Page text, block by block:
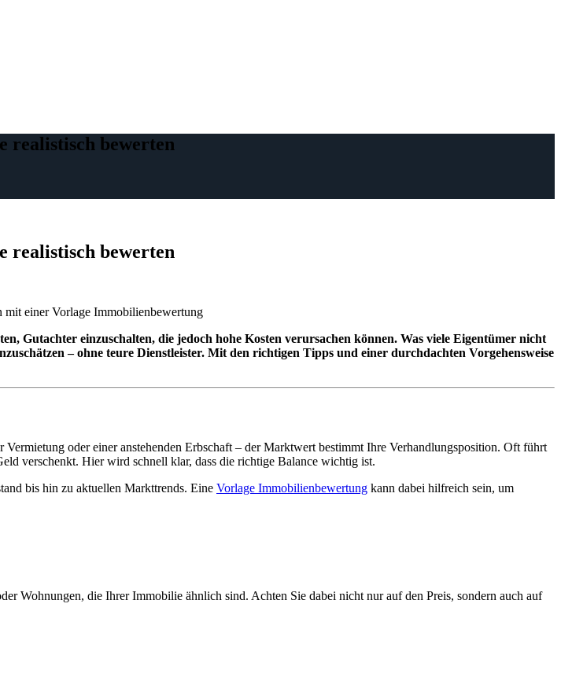
realistisch bewerten
realistisch bewerten
einzuschalten, die jedoch hohe Kosten verursachen können. Was viele Eigentümer nicht
– ohne teure Dienstleister. Mit den richtigen Tipps und einer durchdachten Vorgehensweise
oder einer anstehenden Erbschaft – der Marktwert bestimmt Ihre Verhandlungsposition. Oft führt
verschenkt. Hier wird schnell klar, dass die richtige Balance wichtig ist.
bis hin zu aktuellen Markttrends. Eine Vorlage Immobilienbewertung kann dabei hilfreich sein, um
Wohnungen, die Ihrer Immobilie ähnlich sind. Achten Sie dabei nicht nur auf den Preis, sondern auch auf